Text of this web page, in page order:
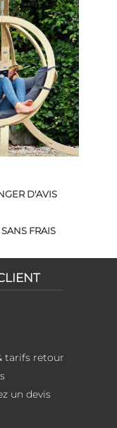
D'AVIS
FRAIS
tarifs retour
un devis